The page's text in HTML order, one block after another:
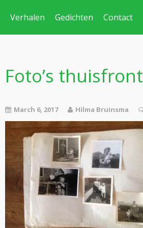
Verhalen Gedichten Contact
Foto’s thuisfront
March 6, 2017 Hilma Bruinsma